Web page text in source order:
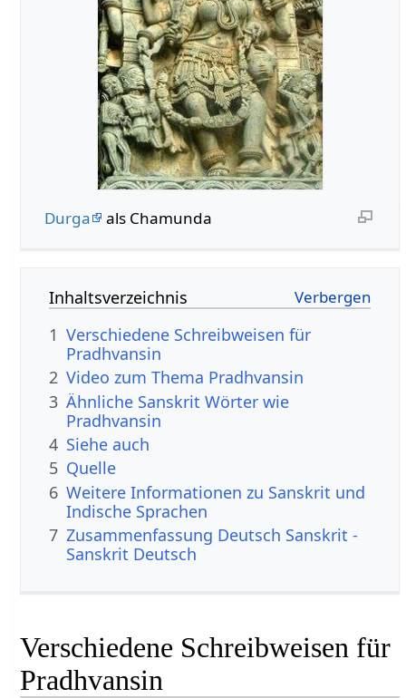
Durga als Chamunda
Inhaltsverzeichnis
1 Verschiedene Schreibweisen für
Pradhvansin
2 Video zum Thema Pradhvansin
3 Ähnliche Sanskrit Wörter wie
Pradhvansin
4 Siehe auch
5 Quelle
6 Weitere Informationen zu Sanskrit und
Indische Sprachen
7 Zusammenfassung Deutsch Sanskrit -
Sanskrit Deutsch
Verschiedene Schreibweisen für
Pradhvansin